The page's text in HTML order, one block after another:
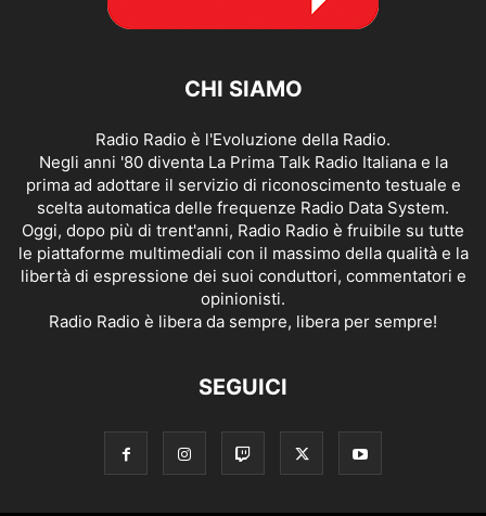
CHI SIAMO
Radio Radio è l'Evoluzione della Radio.
Negli anni '80 diventa La Prima Talk Radio Italiana e la
prima ad adottare il servizio di riconoscimento testuale e
scelta automatica delle frequenze Radio Data System.
Oggi, dopo più di trent'anni, Radio Radio è fruibile su tutte
le piattaforme multimediali con il massimo della qualità e la
libertà di espressione dei suoi conduttori, commentatori e
opinionisti.
Radio Radio è libera da sempre, libera per sempre!
SEGUICI